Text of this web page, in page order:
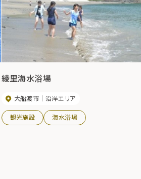
綾里海水浴場
大船渡市 沿岸エリア
観光施設 海水浴場